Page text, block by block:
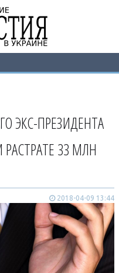
ЭКС-ПРЕЗИДЕНТА
33 МЛН
2018-04-09 13:44